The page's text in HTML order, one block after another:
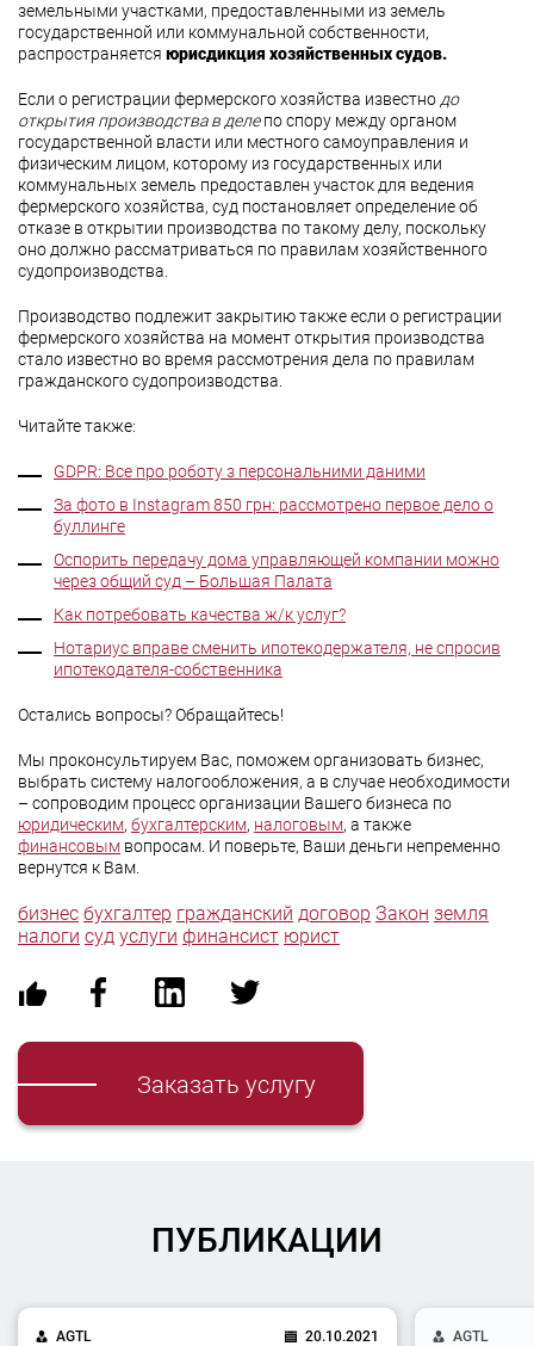
земельными участками, предоставленными из земель
государственной или коммунальной собственности,
распространяется юрисдикция хозяйственных судов.
Если о регистрации фермерского хозяйства известно до
открытия производства в делепо спору между органом
государственной власти или местного самоуправления и
физическим лицом, которому из государственных или
коммунальных земель предоставлен участок для ведения
фермерского хозяйства, суд постановляет определение об
отказе в открытии производства по такому делу, поскольку
оно должно рассматриваться по правилам хозяйственного
судопроизводства.
Производство подлежит закрытию также если о регистрации
фермерского хозяйства на момент открытия производства
стало известно во время рассмотрения дела по правилам
гражданского судопроизводства.
Читайте также:
GDPR: Все про роботу з персональними даними
За фото в Instagram 850 грн: рассмотрено первое дело о
буллинге
Оспорить передачу дома управляющей компании можно
через общий суд – Большая Палата
Как потребовать качества ж/к услуг?
Нотариус вправе сменить ипотекодержателя, не спросив
ипотекодателя-собственника
Остались вопросы? Обращайтесь!
Мы проконсультируем Вас, поможем организовать бизнес,
выбрать систему налогообложения, а в случае необходимости
– сопроводим процесс организации Вашего бизнеса по
юридическим, бухгалтерским, налоговым, а также
финансовым вопросам. И поверьте, Ваши деньги непременно
вернутся к Вам.
бизнес бухгалтер гражданский договор Закон земля
налоги суд услуги финансист юрист
Заказать услугу
ПУБЛИКАЦИИ
AGTL 20.10.2021 AGTL